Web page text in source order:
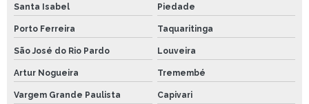
Santa Isabel Piedade
Porto Ferreira Taquaritinga
São José do Rio Pardo Louveira
Artur Nogueira Tremembé
Vargem Grande Paulista Capivari